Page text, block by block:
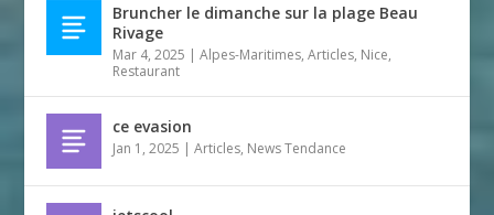
Bruncher le dimanche sur la plage Beau
Rivage
Mar 4, 2025 |Alpes-Maritimes,Articles, Nice,
Restaurant
ce evasion
Jan 1, 2025 |Articles, News Tendance